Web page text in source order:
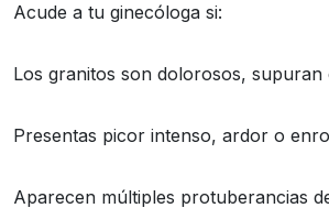
Acude a tu ginecóloga si:
Los granitos son dolorosos, supuran
Presentas picor intenso, ardor o
Aparecen múltiples protuberancias